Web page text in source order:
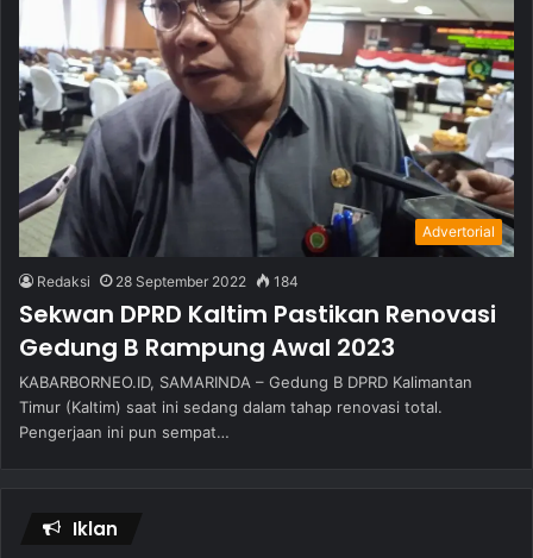
Advertorial
Redaksi 28 September 2022 184
Sekwan DPRD Kaltim Pastikan Renovasi
Gedung B Rampung Awal 2023
KABARBORNEO.ID, SAMARINDA – Gedung B DPRD Kalimantan
Timur (Kaltim) saat ini sedang dalam tahap renovasi total.
Pengerjaan ini pun sempat…
Iklan